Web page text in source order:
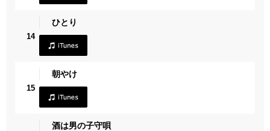
14
ひとり
15
朝やけ
酒は男の子守唄